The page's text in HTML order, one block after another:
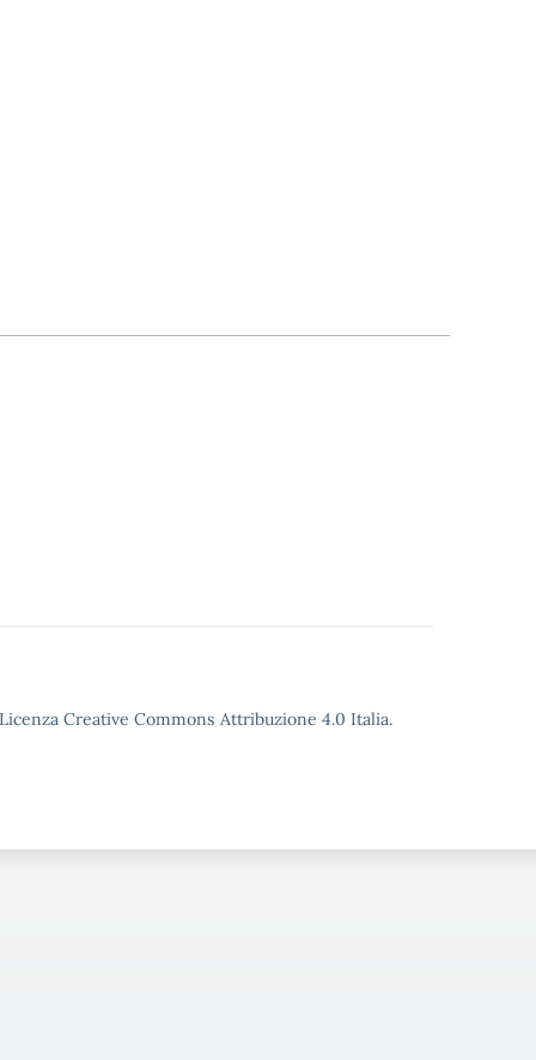
Creative Commons Attribuzione 4.0 Italia.